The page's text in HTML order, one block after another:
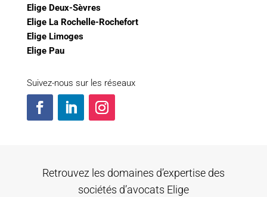
Elige Deux-Sèvres
Elige La Rochelle-Rochefort
Elige Limoges
Elige Pau
Suivez-nous sur les réseaux
Retrouvez les domaines d’expertise des
sociétés d’avocats Elige